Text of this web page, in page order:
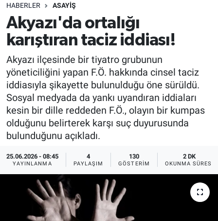
HABERLER ASAYİŞ
Akyazı'da ortalığı
karıştıran taciz iddiası!
Akyazı ilçesinde bir tiyatro grubunun
yöneticiliğini yapan F.Ö. hakkında cinsel taciz
iddiasıyla şikayette bulunulduğu öne sürüldü.
Sosyal medyada da yankı uyandıran iddiaları
kesin bir dille reddeden F.Ö., olayın bir kumpas
olduğunu belirterek karşı suç duyurusunda
bulunduğunu açıkladı.
25.06.2026 - 08:45
YAYINLANMA
4
PAYLAŞIM
130
GÖSTERIM
2 DK
OKUNMA SÜRESI